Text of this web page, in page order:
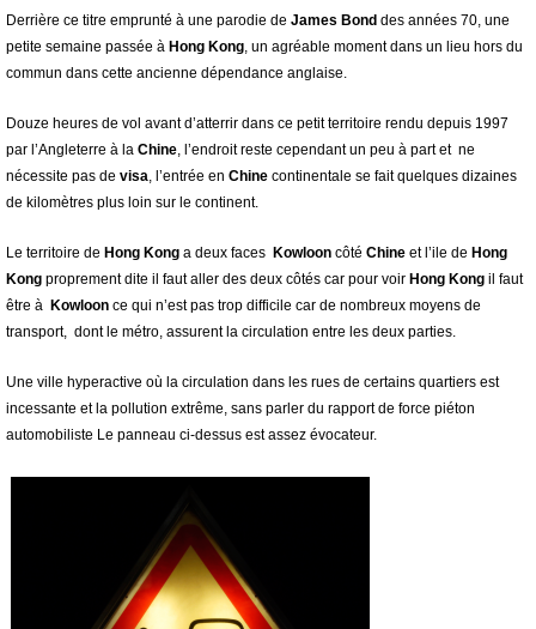
Derrière ce titre emprunté à une parodie de James Bond des années 70, une
petite semaine passée à Hong Kong , un agréable moment dans un lieu hors du
commun dans cette ancienne dépendance anglaise.
Douze heures de vol avant d’atterrir dans ce petit territoire rendu depuis 1997
par l’Angleterre à la Chine , l’endroit reste cependant un peu à part et ne
nécessite pas de visa , l’entrée en Chine continentale se fait quelques dizaines
de kilomètres plus loin sur le continent.
Le territoire de Hong Kong a deux faces Kowloon côté Chine et l’ile de Hong
Kong proprement dite il faut aller des deux côtés car pour voir Hong Kong il faut
être à Kowloon ce qui n’est pas trop difficile car de nombreux moyens de
transport, dont le métro, assurent la circulation entre les deux parties.
Une ville hyperactive où la circulation dans les rues de certains quartiers est
incessante et la pollution extrême, sans parler du rapport de force piéton
automobiliste Le panneau ci-dessus est assez évocateur.